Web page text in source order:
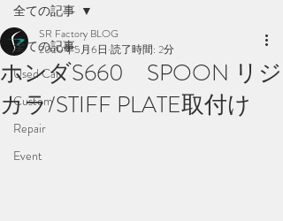
全ての記事
Used Car
Custom
Repair
Event
全ての記事
ホンダS660 SPOON リジ
カラ/STIFF PLATE取付け
SR Factory BLOG
2020年5月6日 読了時間: 2分